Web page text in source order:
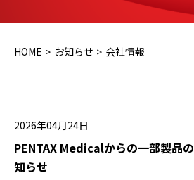
HOME お知らせ 会社情報
2026年04月24日
PENTAX Medicalからの一部製品
知らせ